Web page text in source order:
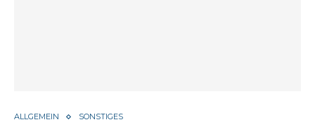
ALLGEMEIN SONSTIGES